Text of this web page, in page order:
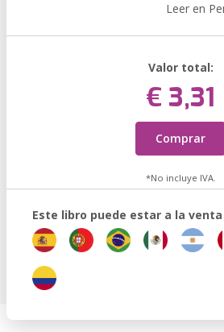
Leer en
Valor total:
€ 3,31
Comprar
*No incluye IVA.
Este libro puede estar a la venta